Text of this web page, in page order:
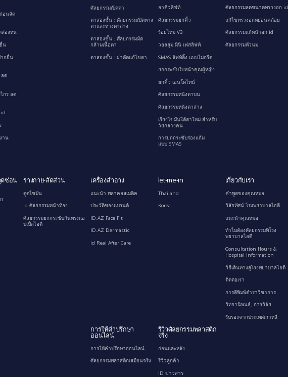
อนจัด
ล่องหน
น
ากยื่น
ลด
กร ลด
id
าน
ศัลยกรรมเปิดตา
ตาสองชั้น : ศัลยกรรมเปิดหาง
ตาและหางตาล่าง
ตาสองชั้น : ศัลยกรรมมัด
กล้ามเนื้อตา
ตาสองชั้น : ผ่าตัดแก้ไขตา
อาคิวลิฟท์
ศัลยกรรมยกคิ้ว
ร้อยไหม V3
วอลลุ่ม มินิ เฟสลิฟท์
SMAS ลิฟท์ติ้ง แบบไม่กรีด
ยกกระชับใบหน้าคุณผู้หญิง
ยกคิ้ว เอนโดไทน์
ศัลยกรรมหนังตาบน
ศัลยกรรมหนังตาล่าง
เรียงไขมันใต้ตาใหม่ สำหรับ
วัยกลางคน
การยกกระชับร่องแก้ม
แบบ SMAS
ศัลยกรรมลดขนาดทรวงอก id
แก้ไขทรวงอกหย่อนคล้อย
ศัลยกรรมแก้หน้าอก id
ศัลยกรรมหัวนม
ดซ่อน ร่างกาย-สัดส่วน
ดูดไขมัน
id ศัลยกรรมหน้าท้อง
ศัลยกรรมยกกระชับก้นทรงแอ
ปเปิ้ลไอดี
เครื่องสำอาง
แนะนำ พลาคอสเมติค
ประวัติของแบรนด์
ID.AZ Face Fit
ID.AZ Dermastic
id Real After Care
let-me-in
Thailand
Korea
เกี่ยวกับเรา
คำพูดของคุณหมอ
วิสัยทัศน์ โรงพยาบาลไอดี
แนะนำคุณหมอ
ทำไมต้องศัลยกรรมที่โรง
พยาบาลไอดี
Consultation Hours &
Hospital Information
วิธีเดินทางสู่โรงพยาบาลไอดี
ติดต่อเรา
การตีพิมพ์ตำราวิชาการ
วิทยานิพนธ์, การวิจัย
รับรองจากประเทศเกาหลี
การให้คำปรึกษา
ออนไลน์
การให้คำปรึกษาออนไลน์
ศัลยกรรมพลาสติกเสมือนจริง
รีวิวศัลยกรรมพลาสติก
จริง
ก่อนและหลัง
รีวิวลูกค้า
ID ข่าวสาร